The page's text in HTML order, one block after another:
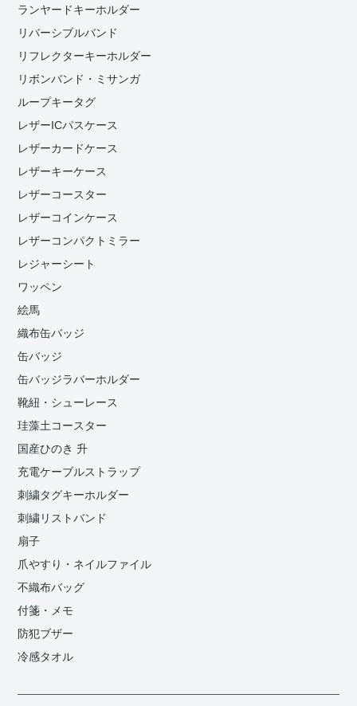
ランヤードキーホルダー
リバーシブルバンド
リフレクターキーホルダー
リボンバンド・ミサンガ
ループキータグ
レザーICパスケース
レザーカードケース
レザーキーケース
レザーコースター
レザーコインケース
レザーコンパクトミラー
レジャーシート
ワッペン
絵馬
織布缶バッジ
缶バッジ
缶バッジラバーホルダー
靴紐・シューレース
珪藻土コースター
国産ひのき 升
充電ケーブルストラップ
刺繍タグキーホルダー
刺繍リストバンド
扇子
爪やすり・ネイルファイル
不織布バッグ
付箋・メモ
防犯ブザー
冷感タオル